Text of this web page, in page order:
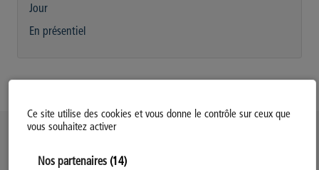
Ce site utilise des cookies et vous donne le contrôle sur ceux que
vous souhaitez activer
Nos partenaires (14)
Jour
En présentiel